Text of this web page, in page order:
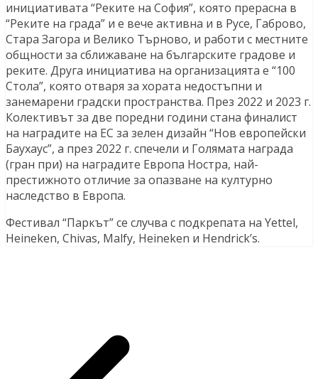
инициативата “Реките на София”, която прерасна в
“Реките на града” и е вече активна и в Русе, Габрово,
Стара Загора и Велико Търново, и работи с местните
общности за сближаване на българските градове и
реките. Друга инициатива на организацията е “100
Стола”, която отваря за хората недостъпни и
занемарени градски пространства. През 2022 и 2023 г.
Колективът за две поредни години стана финалист
на наградите на ЕС за зелен дизайн “Нов европейски
Баухаус”, а през 2022 г. спечели и Голямата награда
(гран при) на наградите Европа Ностра, най-
престижното отличие за опазване на културно
наследство в Европа.
Фестивал “Паркът” се случва с подкрепата на Yettel,
Heineken, Chivas, Malfy, Heineken и Hendrick’s.